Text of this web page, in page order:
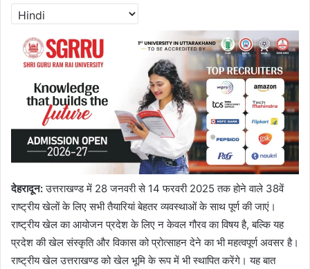
देहरादून: उत्तराखण्ड में 28 जनवरी से 14 फरवरी 2025 तक होने वाले 38वें
राष्ट्रीय खेलों के लिए सभी तैयारियां बेहतर व्यवस्थाओं के साथ पूर्ण की जाएं।
राष्ट्रीय खेल का आयोजन प्रदेश के लिए न केवल गौरव का विषय है, बल्कि यह
प्रदेश की खेल संस्कृति और विकास को प्रोत्साहन देने का भी महत्वपूर्ण अवसर है।
राष्ट्रीय खेल उत्तराखण्ड को खेल भूमि के रूप में भी स्थापित करेंगे। यह बात